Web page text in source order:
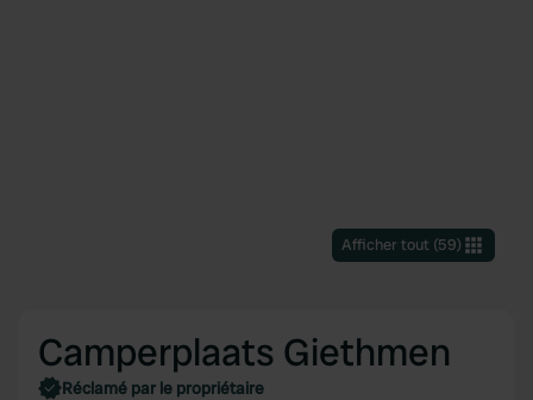
Afficher tout(59)
Camperplaats Giethmen
Réclamé par le propriétaire